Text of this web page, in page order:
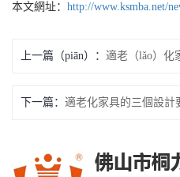
本文網址： http://www.ksmba.net/
上一篇（piān）：
下一篇： 適老化家具的三個設計